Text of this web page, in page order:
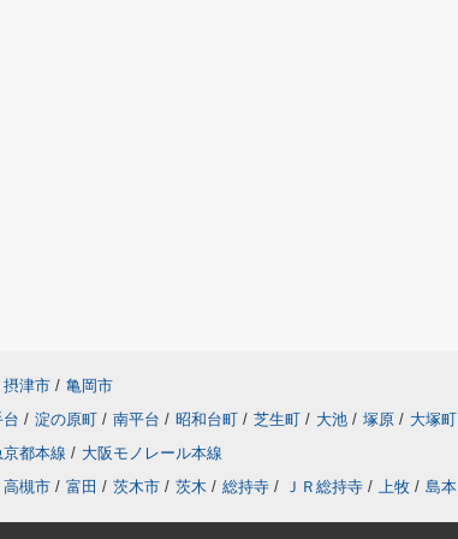
摂津市 / 亀岡市
台 / 淀の原町 / 南平台 / 昭和台町 / 芝生町 / 大池 / 塚原 / 大塚町
京都本線 / 大阪モノレール本線
高槻市 / 富田 / 茨木市 / 茨木 / 総持寺 / ＪＲ総持寺 / 上牧 / 島本